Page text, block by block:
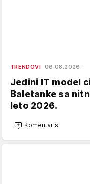
TRENDOVI 06.08.2026.
Jedini IT model
Baletanke sa
leto 2026.
Komentariši